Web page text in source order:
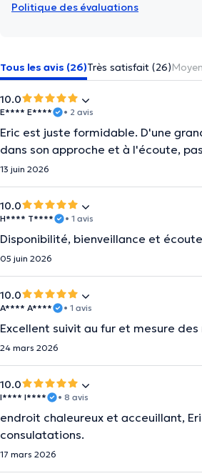
Politique des évaluations
Tous les avis (26)Très satisfait (26)
10.0
E**** E**** • 2 avis
Eric est juste formidable. D'une
dans son approche et à l'écoute,
13 juin 2026
10.0
H**** T**** • 1 avis
Disponibilité, bienveillance et
05 juin 2026
10.0
A**** A**** • 1 avis
Excellent suivit au fur et mesure
24 mars 2026
10.0
I**** I**** • 8 avis
endroit chaleureux et acceuillant,
consulatations.
17 mars 2026